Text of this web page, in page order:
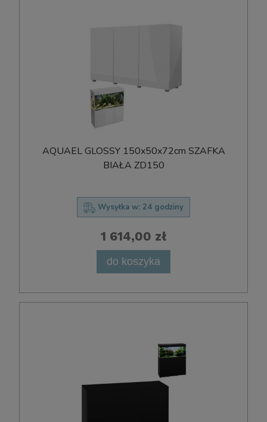
AQUAEL GLOSSY 150x50x72cm SZAFKA
BIAŁA ZD150
Wysyłka w: 24 godziny
1 614,00 zł
do koszyka